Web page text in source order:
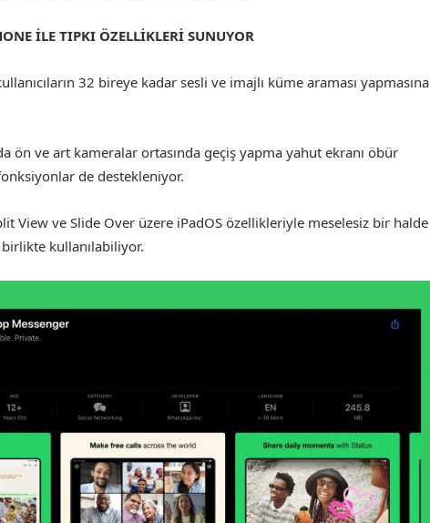
İLE TIPKI ÖZELLİKLERİ SUNUYOR
32 bireye kadar sesli ve imajlı küme araması yapmasına
ön ve art kameralar ortasında geçiş yapma yahut ekranı öbür
de destekleniyor.
View ve Slide Over üzere iPadOS özellikleriyle meselesiz bir halde
kullanılabiliyor.